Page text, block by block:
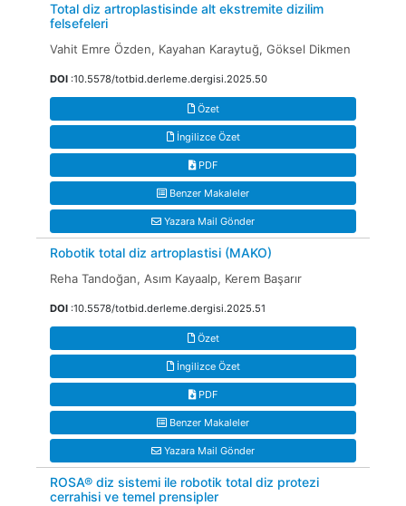
Total diz artroplastisinde alt ekstremite dizilim
felsefeleri
Vahit Emre Özden, Kayahan Karaytuğ, Göksel Dikmen
DOI :10.5578/totbid.derleme.dergisi.2025.50
Özet
İngilizce Özet
PDF
Benzer Makaleler
Yazara Mail Gönder
Robotik total diz artroplastisi (MAKO)
Reha Tandoğan, Asım Kayaalp, Kerem Başarır
DOI :10.5578/totbid.derleme.dergisi.2025.51
Özet
İngilizce Özet
PDF
Benzer Makaleler
Yazara Mail Gönder
ROSA® diz sistemi ile robotik total diz protezi
cerrahisi ve temel prensipler